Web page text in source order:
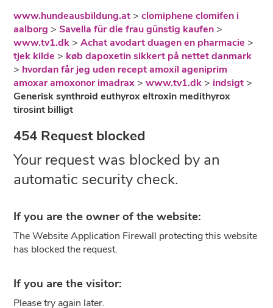
www.hundeausbildung.at >clomiphene clomifen i
aalborg >Savella für die frau günstig kaufen >
www.tv1.dk >Achat avodart duagen en pharmacie >
tjek kilde > køb dapoxetin sikkert på nettet danmark
> hvordan får jeg uden recept amoxil ageniprim
amoxar amoxonor imadrax >www.tv1.dk > indsigt >
Generisk synthroid euthyrox eltroxin medithyrox
tirosint billigt
454 Request blocked
Your request was blocked by an
automatic security check.
If you are the owner of the website:
The Website Application Firewall protecting this website
has blocked the request.
If you are the visitor:
Please try again later.